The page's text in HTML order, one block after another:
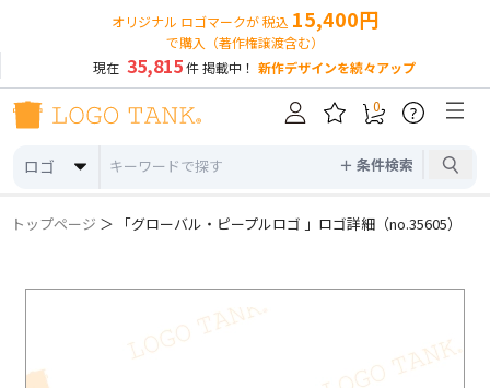
オリジナル ロゴマークが 税込 15,400円
で購入（著作権譲渡含む）
現在 35,815件 掲載中！ 新作デザインを続々アップ
ロゴ ＋ 条件検索
0 ?
トップページ ＞ 「グローバル・ピープルロゴ 」ロゴ詳細（no.35605）